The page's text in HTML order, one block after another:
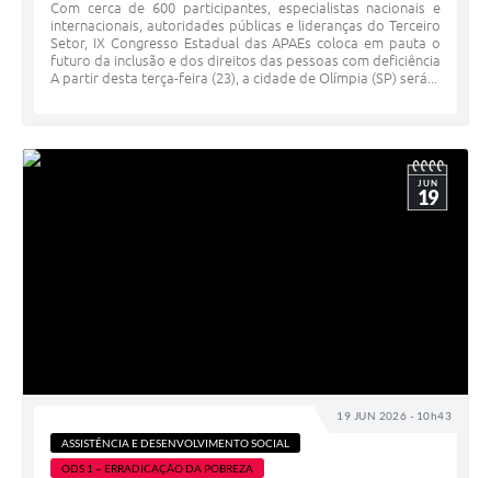
Com cerca de 600 participantes, especialistas nacionais e
internacionais, autoridades públicas e lideranças do Terceiro
Setor, IX Congresso Estadual das APAEs coloca em pauta o
futuro da inclusão e dos direitos das pessoas com deficiência
A partir desta terça-feira (23), a cidade de Olímpia (SP) será...
19 JUN 2026 - 10h43
JUN
19
ASSISTÊNCIA E DESENVOLVIMENTO SOCIAL
ODS 1 – ERRADICAÇÃO DA POBREZA